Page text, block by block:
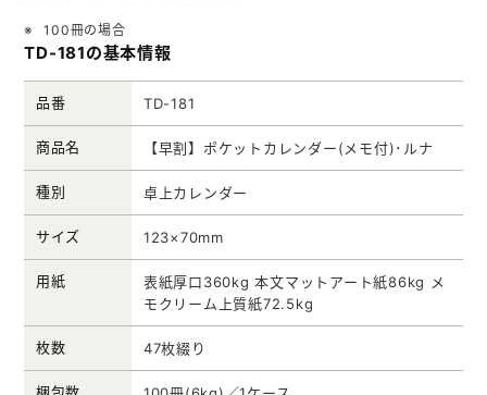
ノベルティグッズ本舗
100冊の場合
TD-181の基本情報
品番 TD-181
商品名 【早割】ポケットカレンダー(メモ付)･ルナ
種別 卓上カレンダー
サイズ 123×70mm
用紙
表紙厚口360kg 本文マットアート紙86kg メ
モクリーム上質紙72.5kg
枚数 47枚綴り